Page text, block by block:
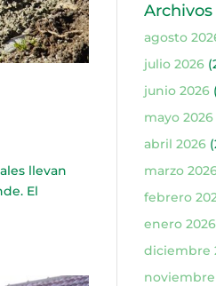
llevan
El
Archivos
agosto
julio 2026
junio 2026
mayo 2026
abril 2026
marzo
febrero
enero 2026
diciembre
noviembre